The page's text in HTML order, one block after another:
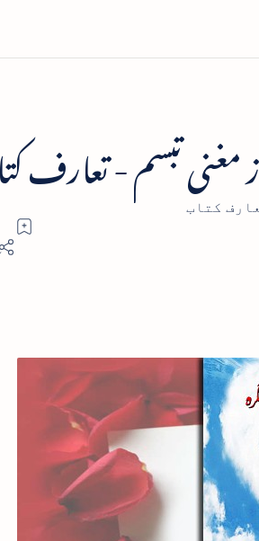
مغنی تبسم - تعارف
کتاب